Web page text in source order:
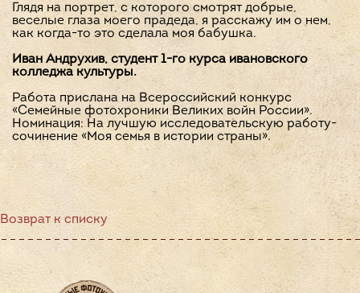
Глядя на портрет, с которого смотрят добрые,
веселые глаза моего прадеда, я расскажу им о нем,
как когда-то это сделала моя бабушка.
Иван Андрухив, студент 1-го курса ивановского
колледжа культуры.
Работа прислана на Всероссийский конкурс
«Семейные фотохроники Великих войн России».
Номинация: На лучшую исследовательскую работу-
сочинение «Моя семья в истории страны».
Возврат к списку